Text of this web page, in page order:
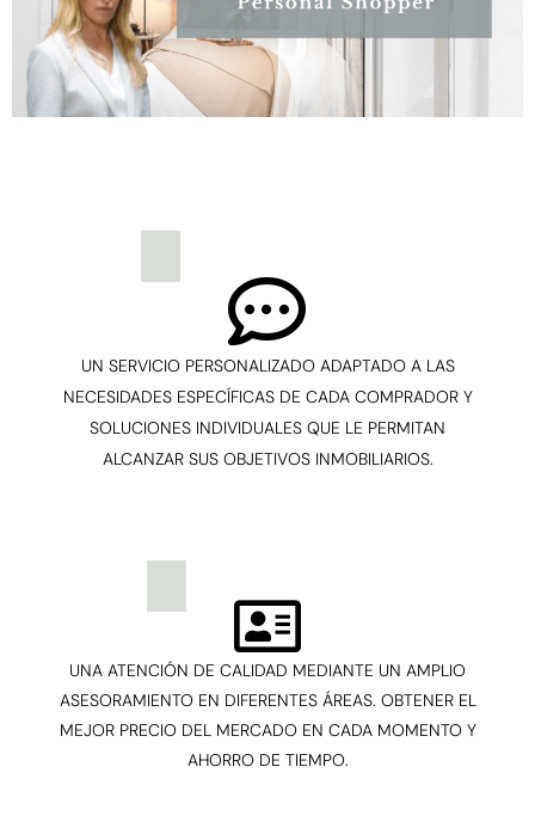
UN SERVICIO PERSONALIZADO ADAPTADO A LAS
NECESIDADES ESPECÍFICAS DE CADA COMPRADOR Y
SOLUCIONES INDIVIDUALES QUE LE PERMITAN
ALCANZAR SUS OBJETIVOS INMOBILIARIOS.
UNA ATENCIÓN DE CALIDAD MEDIANTE UN AMPLIO
ASESORAMIENTO EN DIFERENTES ÁREAS. OBTENER EL
MEJOR PRECIO DEL MERCADO EN CADA MOMENTO Y
AHORRO DE TIEMPO.